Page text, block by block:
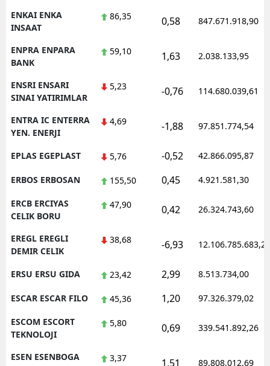
ENKAI ENKA
INSAAT
86,35 0,58 847.671.918,90
ENPRA ENPARA
BANK
59,10 1,63 2.038.133,95
ENSRI ENSARI
SINAI YATIRIMLAR
5,23 -0,76 114.680.039,61
ENTRA IC ENTERRA
YEN. ENERJI
4,69 -1,88 97.851.774,54
EPLAS EGEPLAST 5,76 -0,52 42.866.095,87
ERBOS ERBOSAN 155,50 0,45 4.921.581,30
ERCB ERCIYAS
CELIK BORU
47,90 0,42 26.324.743,60
EREGL EREGLI
DEMIR CELIK
38,68 -6,93 12.106.785.683,20
ERSU ERSU GIDA 23,42 2,99 8.513.734,00
ESCAR ESCAR FILO 45,36 1,20 97.326.379,02
ESCOM ESCORT
TEKNOLOJI
5,80 0,69 339.541.892,26
ESEN ESENBOGA
3,37 1,51 89.808.012,69